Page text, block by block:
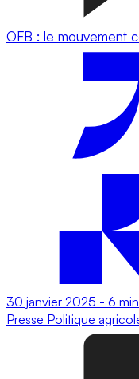
OFB : le mouvement
30 janvier 2025 - 6 min
Presse Politique